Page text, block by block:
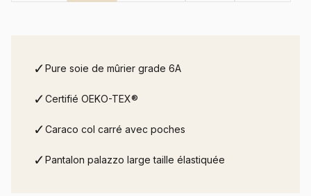
✓Pure soie de mûrier grade 6A
✓Certifié OEKO-TEX®
✓Caraco col carré avec poches
✓Pantalon palazzo large taille élastiquée